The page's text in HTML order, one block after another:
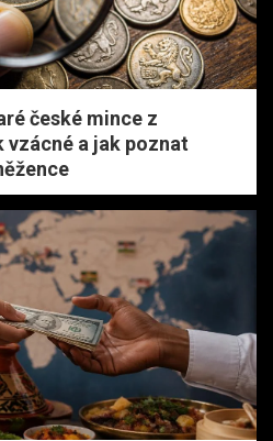
české mince z
a jak poznat